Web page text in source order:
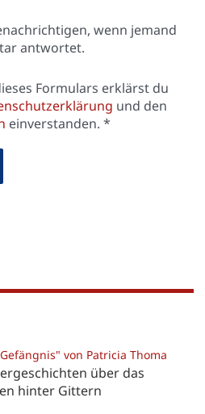
wenn jemand
antwortet.
Formulars erklärst du
und den
einverstanden. *
von Patricia Thoma
über das
hinter Gittern